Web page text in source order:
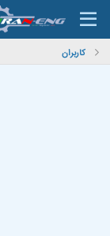
کاربران